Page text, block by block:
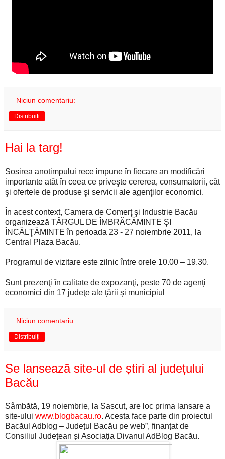
Niciun comentariu:
Distribuiți
Hai la targ!
Sosirea anotimpului rece impune în fiecare an modificări
importante atât în ceea ce priveşte cererea, consumatorii, cât
şi ofertele de produse şi servicii ale agenţilor economici.
În acest context, Camera de Comerţ şi Industrie Bacău
organizează TÂRGUL DE ÎMBRĂCĂMINTE ŞI
ÎNCĂLŢĂMINTE în perioada 23 - 27 noiembrie 2011, la
Central Plaza Bacău.
Programul de vizitare este zilnic între orele 10.00 – 19.30.
Sunt prezenţi în calitate de expozanţi, peste 70 de agenţi
economici din 17 judeţe ale ţării şi municipiul
Niciun comentariu:
Distribuiți
Se lansează site-ul de știri al județului
Bacău
Sâmbătă, 19 noiembrie, la Sascut, are loc prima lansare a
site-ului www.blogbacau.ro. Acesta face parte din proiectul
Bacăul Adblog – Județul Bacău pe web”, finanțat de
Consiliul Județean și Asociația Divanul AdBlog Bacău.